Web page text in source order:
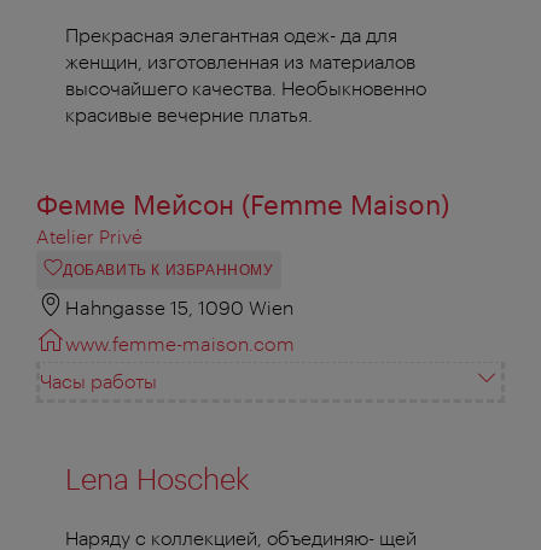
Прекрасная элегантная одеж- да для
женщин, изготовленная из материалов
высочайшего качества. Необыкновенно
красивые вечерние платья.
Фемме Мейсон (Femme Maison)
Atelier Privé
ДОБАВИТЬ К ИЗБРАННОМУ
Hahngasse 15, 1090 Wien
www.femme-maison.com
Часы работы
Lena Hoschek
Наряду с коллекцией, объединяю- щей